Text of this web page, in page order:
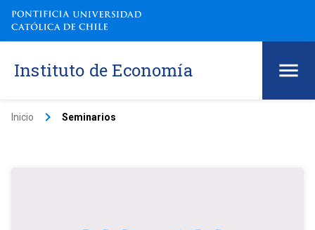
Instituto de Economía
Inicio keyboard_arrow_right Seminarios